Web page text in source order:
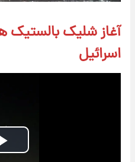
آغاز شلیک بالستیک
اسرائیل